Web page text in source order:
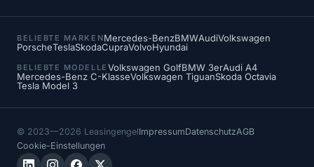
BELIEBTE MARKENMercedes-BenzBMWAudiVolkswagen
PorscheTeslaSkodaCupraVolvoHyundai
BELIEBTE MODELLE Volkswagen GolfBMW 3erAudi A4
Mercedes-Benz C-KlasseVolkswagen TiguanSkoda Octavia
Tesla Model 3
© 2023—2026 LeasingengelImpressumDatenschutzAGB
Cookie-Einstellungen